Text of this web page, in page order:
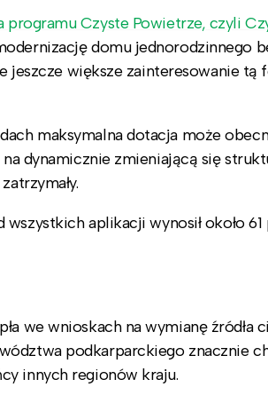
programu Czyste Powietrze, czyli
domu jednorodzinnego
jeszcze większe zainteresowanie tą
maksymalna dotacja może
na dynamicznie zmieniającą się
aplikacji wynosił około
we wnioskach na wymianę źródła
podkarparckiego znacznie
innych regionów kraju.